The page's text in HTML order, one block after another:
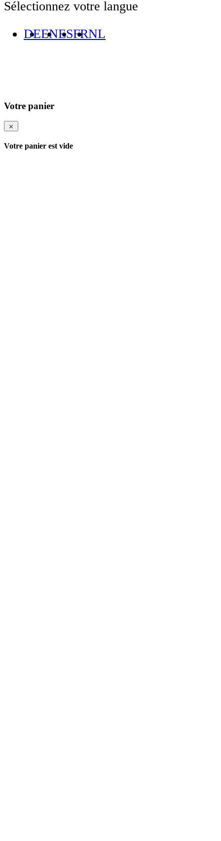
Sélectionnez votre langue
DEENESFRNL
Votre panier
Votre panier est vide